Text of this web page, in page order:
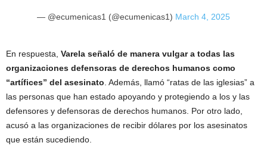
— @ecumenicas1 (@ecumenicas1) March 4, 2025
En respuesta, Varela señaló de manera vulgar a todas las
organizaciones defensoras de derechos humanos como
“artífices” del asesinato. Además, llamó “ratas de las iglesias” a
las personas que han estado apoyando y protegiendo a los y las
defensores y defensoras de derechos humanos. Por otro lado,
acusó a las organizaciones de recibir dólares por los asesinatos
que están sucediendo.